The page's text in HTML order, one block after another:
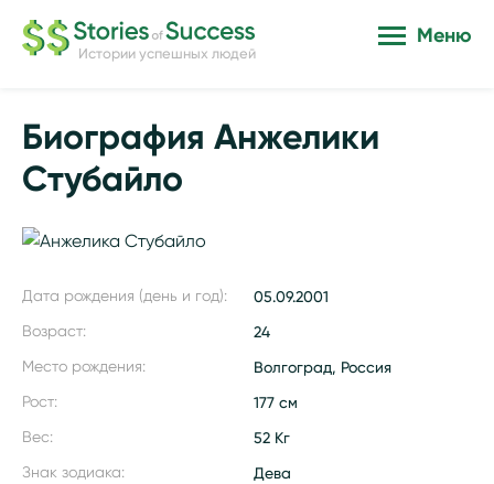
Истории успешных людей
Меню
Биография Анжелики
Стубайло
Дата рождения (день и год): 05.09.2001
Возраст: 24
Место рождения: Волгоград, Россия
Рост: 177 см
Вес: 52 Кг
Знак зодиака: Дева